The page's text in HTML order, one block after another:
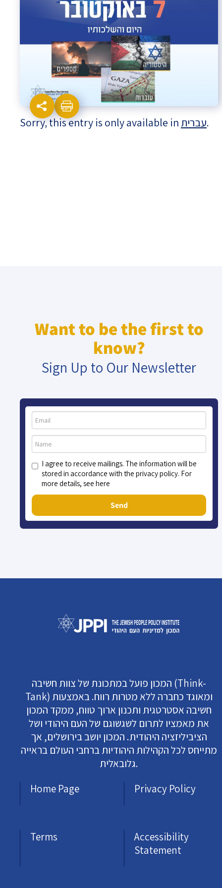
Israel-China Relations
Sorry, this entry is only available inעברית.
Want to be the first to
know?
Sign Up to Our Newsletter
I agree to receive mailings. The information will be
stored in accordance with the privacy policy. For
more details, see here
Send
המכון פועל במתכונת של צוות חשיבה (Think-
Tank) ומאוגד כחברה ללא מטרות רווח. באמצעות
חשיבה אסטרטגית ותכנון ארוך טווח, ממקד המכון
את מאמציו לתרום לשגשוגם של העם היהודי ושל
הציביליזציה היהודית. המכון יושב בירושלים, אך
מתייחס לכל הקהילות היהודיות ברחבי העולם בראייה
גלובאלית.
Home Page
Privacy Policy
Terms
Accessibility
Statement